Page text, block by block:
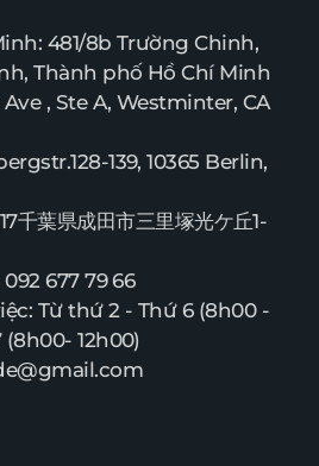
481/8b Trường Chinh,
Thành phố Hồ Chí Minh
Ave , Ste A, Westminter, CA
139, 10365 Berlin,
千葉県成田市三里塚光ケ丘1-
677 79 66
Từ thứ 2 - Thứ 6 (8h00 -
(8h00- 12h00)